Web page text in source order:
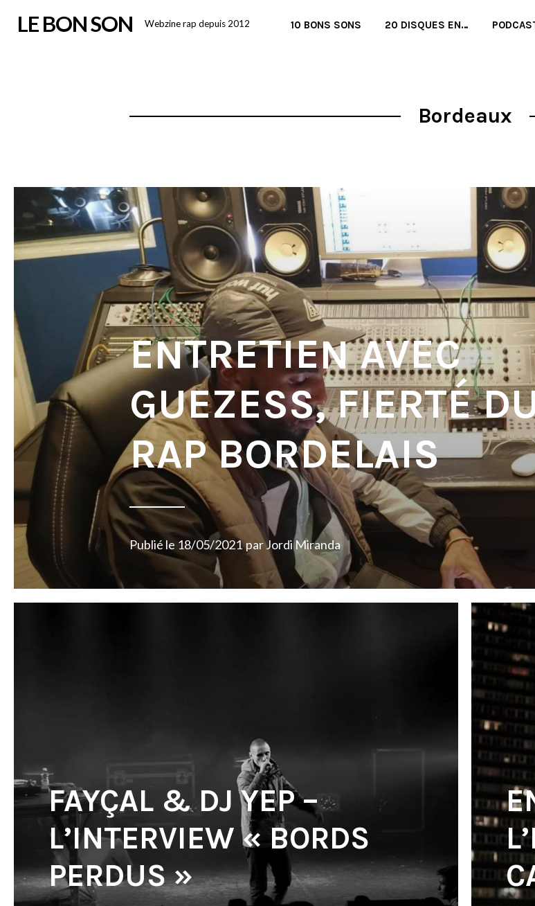
LE BON SON Webzine rap depuis 2012 10 BONS SONS 20 DISQUES EN…
Bordeaux
ENTRETIEN AVEC
GUEZESS, FIERTÉ
RAP BORDELAIS
Publié le 18/05/2021 parJordi Miranda
FAYÇAL & DJ YEP –
L’INTERVIEW « BORDS
PERDUS »